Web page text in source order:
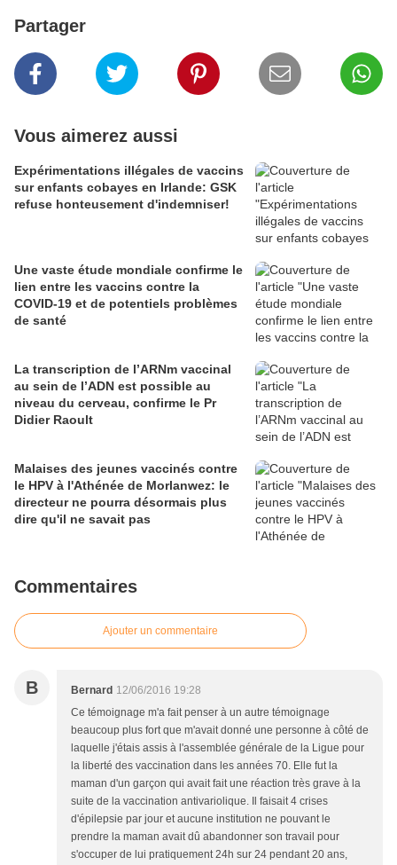
Partager
Vous aimerez aussi
Expérimentations illégales de vaccins
sur enfants cobayes en Irlande: GSK
refuse honteusement d'indemniser!
Une vaste étude mondiale confirme le
lien entre les vaccins contre la
COVID-19 et de potentiels problèmes
de santé
La transcription de l’ARNm vaccinal
au sein de l’ADN est possible au
niveau du cerveau, confirme le Pr
Didier Raoult
Malaises des jeunes vaccinés contre
le HPV à l'Athénée de Morlanwez: le
directeur ne pourra désormais plus
dire qu'il ne savait pas
Commentaires
Ajouter un commentaire
B Bernard 12/06/2016 19:28
Ce témoignage m'a fait penser à un autre témoignage
beaucoup plus fort que m'avait donné une personne à côté de
laquelle j'étais assis à l'assemblée générale de la Ligue pour
la liberté des vaccination dans les années 70. Elle fut la
maman d'un garçon qui avait fait une réaction très grave à la
suite de la vaccination antivariolique. Il faisait 4 crises
d'épilepsie par jour et aucune institution ne pouvant le
prendre la maman avait dû abandonner son travail pour
s'occuper de lui pratiquement 24h sur 24 pendant 20 ans,